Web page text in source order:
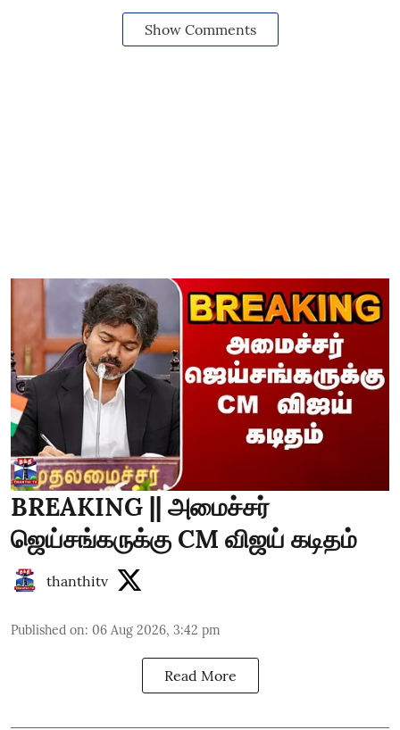
Show Comments
BREAKING || அமைச்சர்
ஜெய்சங்கருக்கு CM விஜய் கடிதம்
thanthitv
Published on: 06 Aug 2026, 3:42 pm
Read More